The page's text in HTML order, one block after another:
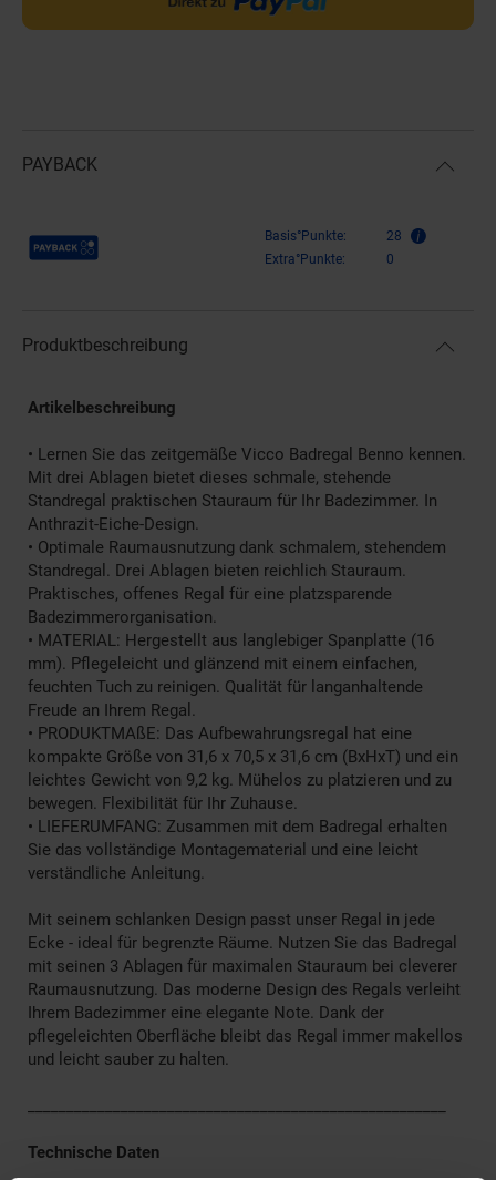
PAYBACK
Payback Punkte Basis°Punkte:
28
Extra°Punkte:
0
Produktbeschreibung
Artikelbeschreibung
• Lernen Sie das zeitgemäße Vicco Badregal Benno kennen.
Mit drei Ablagen bietet dieses schmale, stehende
Standregal praktischen Stauraum für Ihr Badezimmer. In
Anthrazit-Eiche-Design.
• Optimale Raumausnutzung dank schmalem, stehendem
Standregal. Drei Ablagen bieten reichlich Stauraum.
Praktisches, offenes Regal für eine platzsparende
Badezimmerorganisation.
• MATERIAL: Hergestellt aus langlebiger Spanplatte (16
mm). Pflegeleicht und glänzend mit einem einfachen,
feuchten Tuch zu reinigen. Qualität für langanhaltende
Freude an Ihrem Regal.
• PRODUKTMAßE: Das Aufbewahrungsregal hat eine
kompakte Größe von 31,6 x 70,5 x 31,6 cm (BxHxT) und ein
leichtes Gewicht von 9,2 kg. Mühelos zu platzieren und zu
bewegen. Flexibilität für Ihr Zuhause.
• LIEFERUMFANG: Zusammen mit dem Badregal erhalten
Sie das vollständige Montagematerial und eine leicht
verständliche Anleitung.
Mit seinem schlanken Design passt unser Regal in jede
Ecke - ideal für begrenzte Räume. Nutzen Sie das Badregal
mit seinen 3 Ablagen für maximalen Stauraum bei cleverer
Raumausnutzung. Das moderne Design des Regals verleiht
Ihrem Badezimmer eine elegante Note. Dank der
pflegeleichten Oberfläche bleibt das Regal immer makellos
und leicht sauber zu halten.
Technische Daten